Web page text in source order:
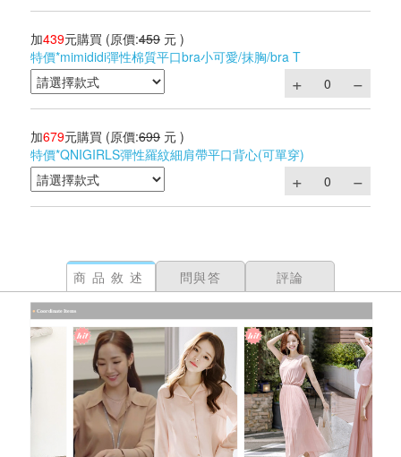
加439元購買 (原價:459 元 )
特價*mimididi彈性棉質平口bra小可愛/抹胸/bra T
加679元購買 (原價:699 元 )
特價*QNIGIRLS彈性羅紋細肩帶平口背心(可單穿)
商品敘述 問與答 評論